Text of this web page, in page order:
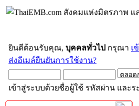
ยินดีต้อนรับคุณ, บุคคลทั่วไป กรุณา เ
ส่งอีเมล์ยืนยันการใช้งาน?
เข้าสู่ระบบด้วยชื่อผู้ใช้ รหัสผ่าน และร